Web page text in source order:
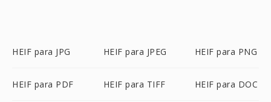
HEIF para JPG HEIF para JPEG HEIF para PNG
HEIF para PDF HEIF para TIFF HEIF para DOC